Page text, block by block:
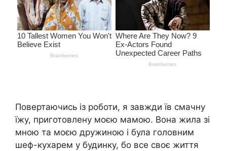
Повертаючись із роботи, я завжди їв смачну
їжу, приготовлену моєю мамою. Вона жила зі
мною та моєю дружиною і була головним
шеф-кухарем у будинку, бо все своє життя